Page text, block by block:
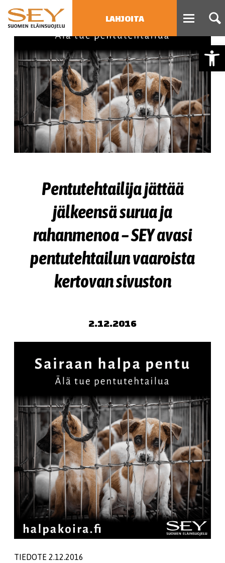
LAHJOITA
Type 2 or more characters
for results.
HAE
Pentutehtailija jättää
jälkeensä surua ja
rahanmenoa – SEY avasi
pentutehtailun vaaroista
kertovan sivuston
2.12.2016
TIEDOTE 2.12.2016